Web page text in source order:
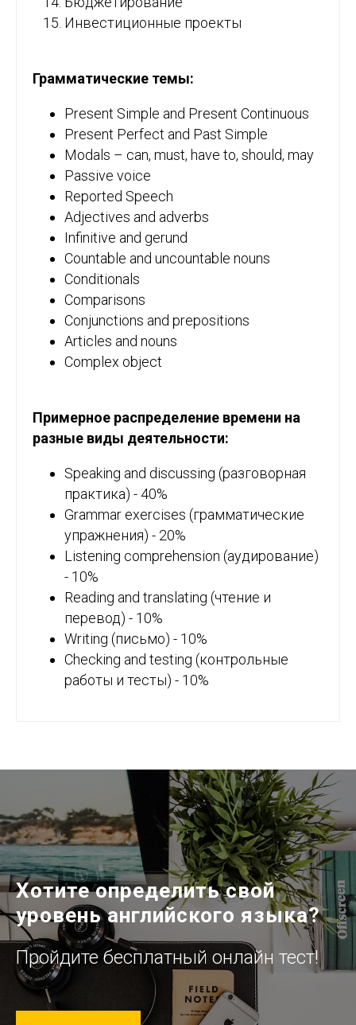
Инвестиционные проекты
Грамматические темы:
Present Simple and Present Continuous
Present Perfect and Past Simple
Modals – can, must, have to, should, may
Passive voice
Reported Speech
Adjectives and adverbs
Infinitive and gerund
Countable and uncountable nouns
Conditionals
Comparisons
Conjunctions and prepositions
Articles and nouns
Complex object
Примерное распределение времени на
разные виды деятельности:
Speaking and discussing (разговорная
практика) - 40%
Grammar exercises (грамматические
упражнения) - 20%
Listening comprehension (аудирование)
- 10%
Reading and translating (чтение и
перевод) - 10%
Writing (письмо) - 10%
Checking and testing (контрольные
работы и тесты) - 10%
Хотите определить свой
уровень английского языка?
Пройдите бесплатный онлайн тест!